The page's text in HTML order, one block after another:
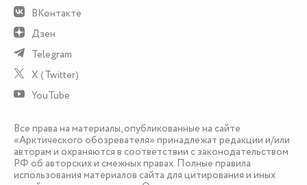
ВКонтакте
Дзен
Telegram
X (Twitter)
YouTube
Все права на материалы, опубликованные на сайте
«Арктического обозревателя» принадлежат редакции и/или
авторам и охраняются в соответствии с законодательством
РФ об авторских и смежных правах. Полные правила
использования материалов сайта для цитирования и иных